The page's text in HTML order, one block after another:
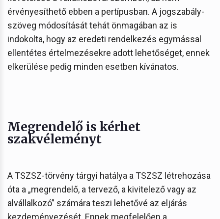
érvényesíthető ebben a pertípusban. A jogszabály-
szöveg módosítását tehát önmagában az is
indokolta, hogy az eredeti rendelkezés egymással
ellentétes értelmezésekre adott lehetőséget, ennek
elkerülése pedig minden esetben kívánatos.
Megrendelő is kérhet
szakvéleményt
A TSZSZ-törvény tárgyi hatálya a TSZSZ létrehozása
óta a „megrendelő, a tervező, a kivitelező vagy az
alvállalkozó” számára teszi lehetővé az eljárás
kezdeményezését. Ennek megfelelően a